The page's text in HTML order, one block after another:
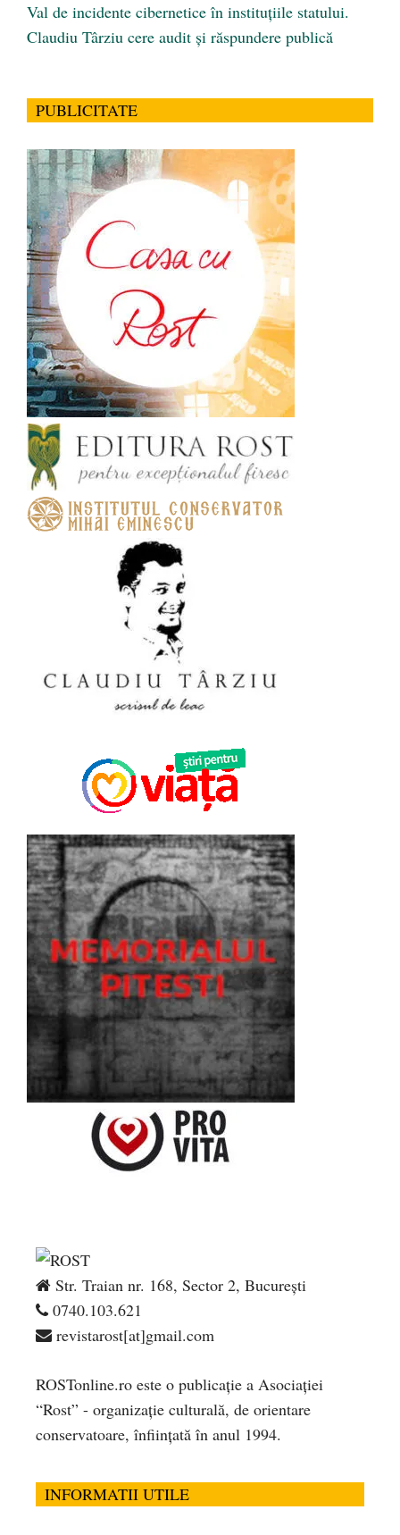
Val de incidente cibernetice în instituțiile statului.
Claudiu Târziu cere audit și răspundere publică
PUBLICITATE
Str. Traian nr. 168, Sector 2, București
0740.103.621
revistarost[at]gmail.com
ROSTonline.ro este o publicaţie a Asociaţiei
“Rost” - organizaţie culturală, de orientare
conservatoare, înfiinţată în anul 1994.
INFORMATII UTILE